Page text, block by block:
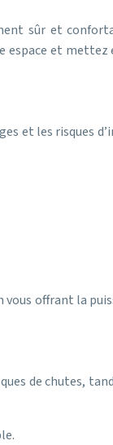
sûr et
et mettez
et les risques
offrant la
de chutes,